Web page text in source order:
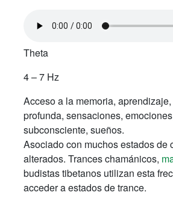
Theta
4 – 7 Hz
Acceso a la memoria,
profunda, sensaciones,
subconsciente, sueños.
Asociado con muchos estados de
alterados. Trances chamánicos,
budistas tibetanos utilizan esta
acceder a estados de trance.